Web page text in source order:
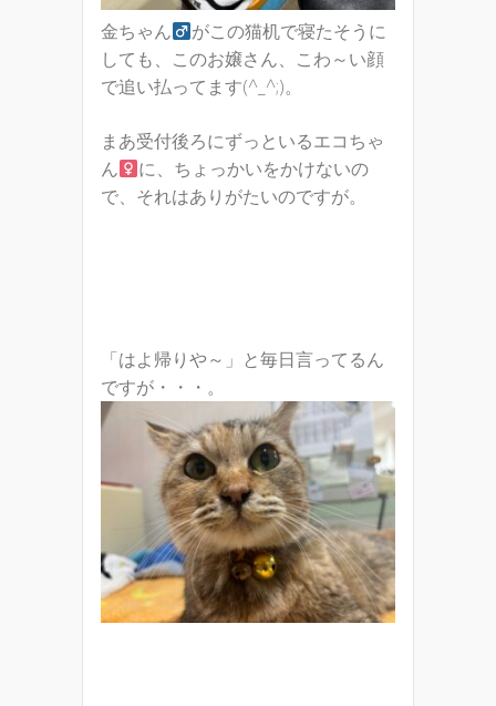
金ちゃん
がこの猫机で寝たそうに
しても、このお嬢さん、こわ～い顔
で追い払ってます(^_^;)。
まあ受付後ろにずっといるエコちゃ
ん
に、ちょっかいをかけないの
で、それはありがたいのですが。
「はよ帰りや～」と毎日言ってるん
ですが・・・。